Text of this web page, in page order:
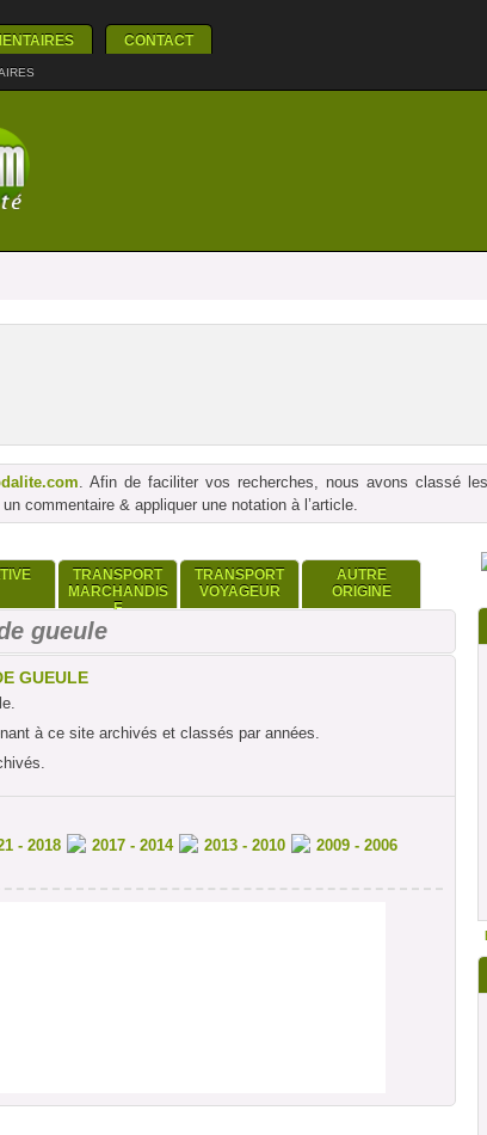
CONTACT
. Afin de faciliter vos recherches, nous avons classé
commentaire & appliquer une notation à l’article.
TRANSPORT
MARCHANDIS
E
TRANSPORT
VOYAGEUR
AUTRE
ORIGINE
gueule
GUEULE
à ce site archivés et classés par années.
- 2018 2017 - 2014 2013 - 2010
2009 - 2006